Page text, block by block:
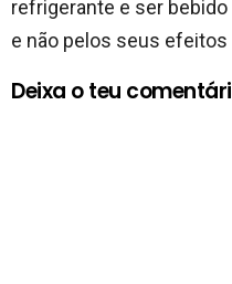
refrigerante e ser
e não pelos seus
Deixa o teu